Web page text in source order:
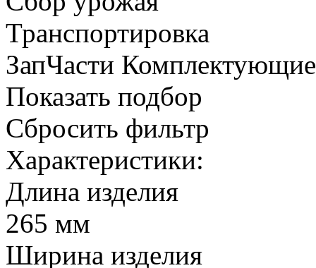
Транспортировка
ЗапЧасти
Показать подбор
Сбросить фильтр
Характеристики:
Длина изделия
265 мм
Ширина изделия